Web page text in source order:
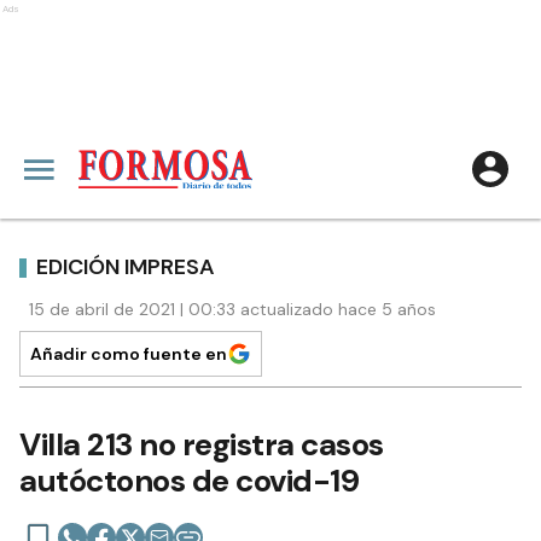
Ads
EDICIÓN IMPRESA
15 de abril de 2021 | 00:33 actualizado hace 5 años
Añadir como fuente en
Villa 213 no registra casos
autóctonos de covid-19